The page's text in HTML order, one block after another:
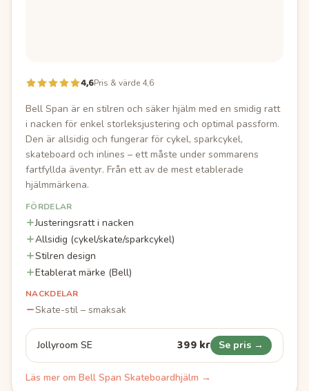
4,6Pris & värde 4,6
Bell Span är en stilren och säker hjälm med en smidig ratt
i nacken för enkel storleksjustering och optimal passform.
Den är allsidig och fungerar för cykel, sparkcykel,
skateboard och inlines – ett måste under sommarens
fartfyllda äventyr. Från ett av de mest etablerade
hjälmmärkena.
FÖRDELAR
Justeringsratt i nacken
Allsidig (cykel/skate/sparkcykel)
Stilren design
Etablerat märke (Bell)
NACKDELAR
Skate-stil – smaksak
Jollyroom SE 399 kr Se pris →
Läs mer om Bell Span Skateboardhjälm →